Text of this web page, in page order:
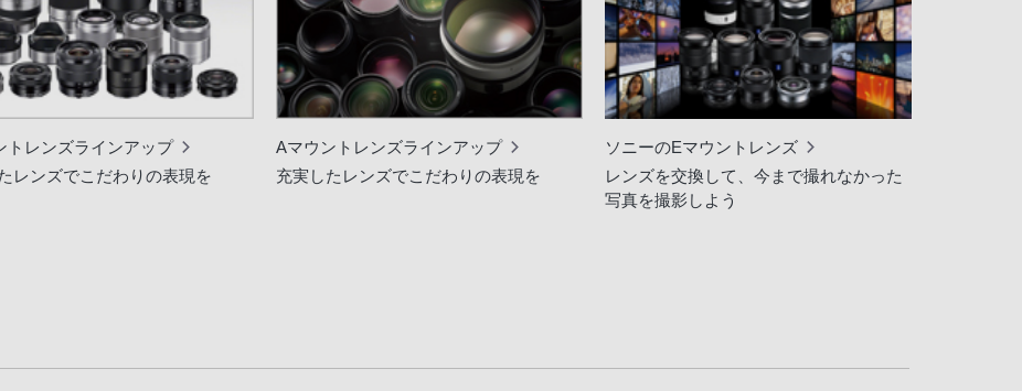
トレンズラインアップ
レンズでこだわりの表現を
Aマウントレンズラインアップ
充実したレンズでこだわりの表現を
ソニーのEマウントレンズ
レンズを交換して、今まで撮れなかった
写真を撮影しよう